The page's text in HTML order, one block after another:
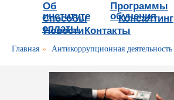
Об
институте
Программы
обучения
Способы
оплаты
Консалтинг
НовостиКонтакты
Главная » Антикоррупционная деятельность